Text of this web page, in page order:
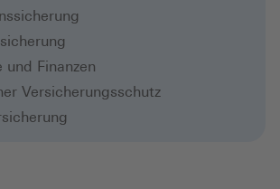
und Finanzen
Versicherungsschutz